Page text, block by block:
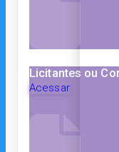
Licitantes ou
Acessar